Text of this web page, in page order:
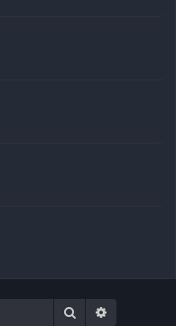
Cerca